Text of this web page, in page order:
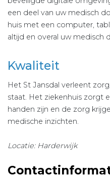
een deel van uw medisch
huis met een computer,
altijd en overal uw medisch
Kwaliteit
Het St Jansdal verleent
staat. Het ziekenhuis zorgt
handen zijn en de zorg
medische inzichten.
Locatie: Harderwijk